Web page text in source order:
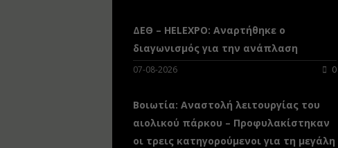
ΔΕΘ – HELEXPO: Αναρτήθηκε ο
διαγωνισμός για την ανάπλαση
07-08-2026 0
Βοιωτία: Αναστολή λειτουργίας του
αιολικού πάρκου – Προφυλακίστηκαν
οι τρεις κατηγορούμενοι για τη μεγάλη